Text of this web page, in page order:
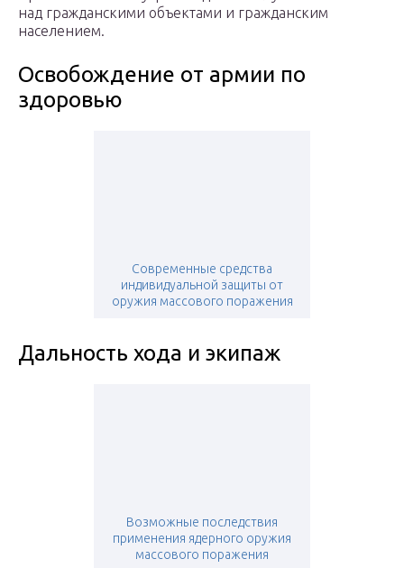
над гражданскими объектами и гражданским
населением.
Освобождение от армии по
здоровью
Современные средства
индивидуальной защиты от
оружия массового поражения
Дальность хода и экипаж
Возможные последствия
применения ядерного оружия
массового поражения